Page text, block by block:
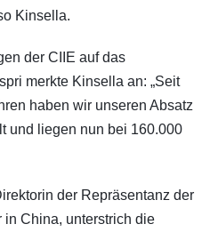
Kinsella.
der CIIE auf das
merkte Kinsella an: „Seit
haben wir unseren Absatz
und liegen nun bei 160.000
der Repräsentanz der
China, unterstrich die